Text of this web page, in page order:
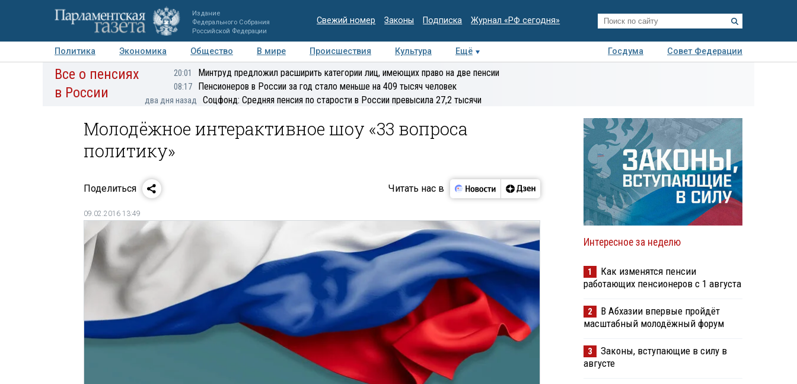
Издание
Федерального Собрания
Российской Федерации
Свежий номер Законы Подписка Журнал «РФ сегодня»
Политика Экономика Общество В мире Происшествия Культура Ещё Госдума
Совет Федерации
Авторы Персоны Мнения Регионы Медиацентр Интервью Колумнисты
Деловая
Все о пенсиях
в России
20:01 Минтруд предложил расширить категории лиц, имеющих право на две пенсии
08:17 Пенсионеров в России за год стало меньше на 409 тысяч человек
два дня назад Соцфонд: Средняя пенсия по старости в России превысила 27,2 тысячи
Молодёжное интерактивное шоу «33 вопроса
политику»
Поделиться Читать нас в
09.02.2016 13:49
Интересное за неделю
1
Как изменятся пенсии
работающих пенсионеров с 1 августа
2
В Абхазии впервые пройдёт
масштабный молодёжный форум
3
Законы, вступающие в силу в
августе